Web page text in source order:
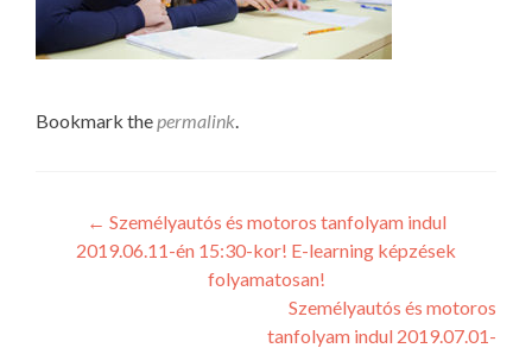
Bookmark thepermalink.
Post
navigation
← Személyautós és motoros tanfolyam indul
2019.06.11-én 15:30-kor! E-learning képzések
folyamatosan!
Személyautós és motoros
tanfolyam indul 2019.07.01-